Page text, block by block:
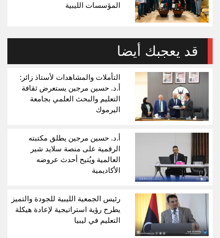
المؤسسات الليبية
قد يعجبك أيضا
التأملات والمشاهدات لأستاذ زائر:
أ.د. حسين مرجين يستعرض ثقافة
التعليم والبحث العلمي بجامعة
اليرموك
أ.د. حسين مرجين يطلق مكتبته
الرقمية على منصة سلايد شير
العالمية ويُتيح أحدث عروضه
الأكاديمية
رئيس الجمعية الليبية للجودة والتميز
يطرح رؤية استراتيجية لإعادة هيكلة
التعليم في ليبيا